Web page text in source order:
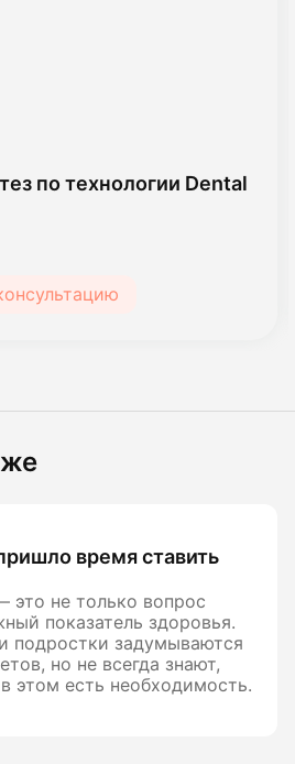
по технологии Dental
время ставить
это не только вопрос
показатель здоровья.
подростки задумываются
но не всегда знают,
этом есть необходимость.